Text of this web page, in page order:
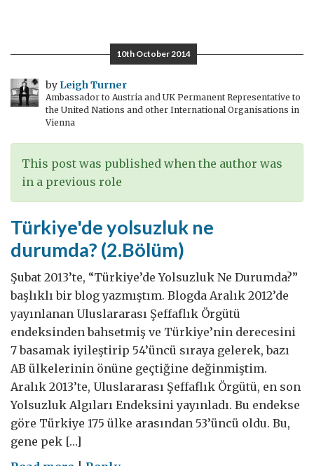
katılımlı
ve
kapsayıcı
bir
10th October 2014
by Leigh Turner
Ambassador to Austria and UK Permanent Representative to
the United Nations and other International Organisations in
Vienna
This post was published when the author was
in a previous role
Türkiye'de yolsuzluk ne
durumda? (2.Bölüm)
Şubat 2013’te, “Türkiye’de Yolsuzluk Ne Durumda?”
başlıklı bir blog yazmıştım. Blogda Aralık 2012’de
yayınlanan Uluslararası Şeffaflık Örgütü
endeksinden bahsetmiş ve Türkiye’nin derecesini
7 basamak iyileştirip 54’üncü sıraya gelerek, bazı
AB ülkelerinin önüne geçtiğine değinmiştim.
Aralık 2013’te, Uluslararası Şeffaflık Örgütü, en son
Yolsuzluk Algıları Endeksini yayınladı. Bu endekse
göre Türkiye 175 ülke arasından 53’üncü oldu. Bu,
gene pek […]